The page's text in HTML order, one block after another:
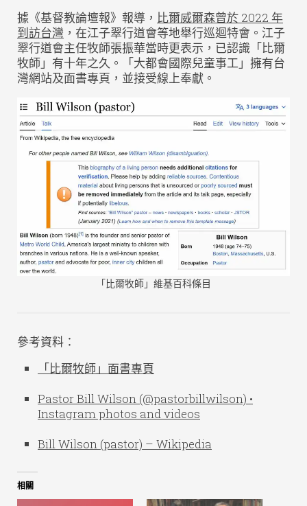
據《基督教論壇報》報導， 比爾威爾森曾於 2022 年
到訪台灣 ，在江子翠行道會等地舉行巡迴特會。江子
翠行道會主任牧師張振華當時更表示，已認識「比爾
牧師」有十年之久。「大都會國際兒童事工」擁有台
灣網站及面書專頁，並接受線上奉獻。
「比爾牧師」維基百科條目
參考資料：
「比爾牧師」面書專頁
Pastor Bill Wilson (@pastorbillwilson) •
Instagram photos and videos
Bill Wilson (pastor) – Wikipedia
相關